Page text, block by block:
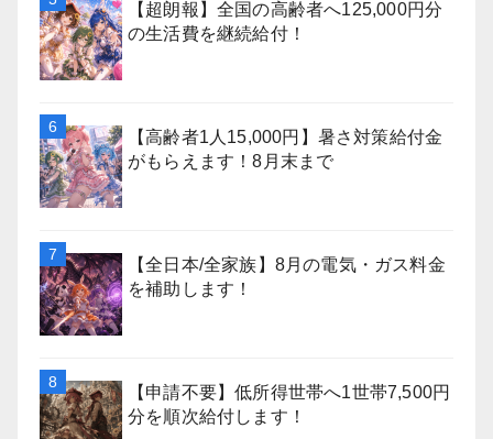
【超朗報】全国の高齢者へ125,000円分
の生活費を継続給付！
【高齢者1人15,000円】暑さ対策給付金
がもらえます！8月末まで
【全日本/全家族】8月の電気・ガス料金
を補助します！
【申請不要】低所得世帯へ1世帯7,500円
分を順次給付します！